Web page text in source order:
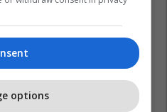
options